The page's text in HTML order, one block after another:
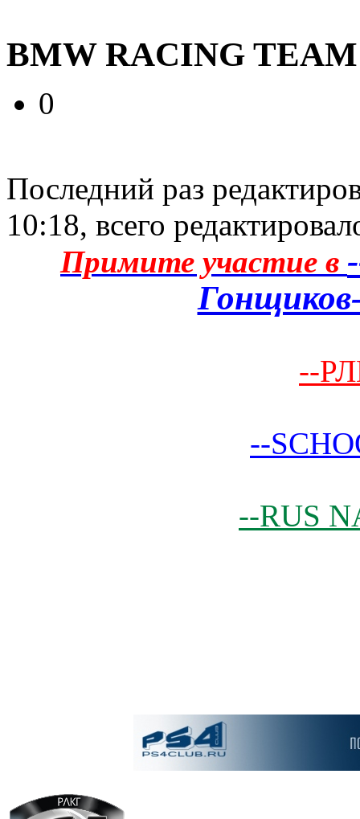
BMW RACING TEAM
0
Последний раз
10:18, всего
Примите участие в
--
--
--RUS